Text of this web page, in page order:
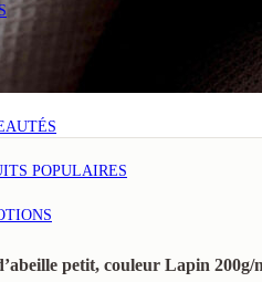
POPULAIRES
petit, couleur Lapin 200g/